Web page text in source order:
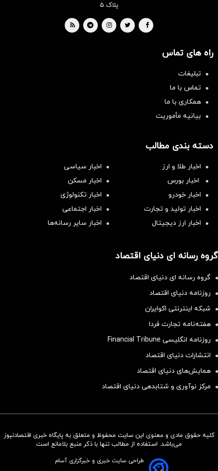
سرمایه‌گذاری همسنگ با شاخص
پلاک ۵
راه های تماس
تبلیغات
تماس با ما
همکاری با ما
بیانیه مأموریت
دسته بندی مطالب
اخبار طلا و ارز
اخبار سیاسی
اخبار بورس
اخبار مسکن
اخبار خودرو
اخبار تکنولوژی
اخبار تولید و تجارت
اخبار اجتماعی
اخبار ارز دیجیتال
اخبار سایر رسانه‌‌ها
گروه رسانه ای دنیای اقتصاد
گروه رسانه ای دنیای اقتصاد
روزنامه دنیای اقتصاد
شبکه اینترنتی اکوایران
هفته‌نامه تجارت فردا
روزنامه انگلیسی Financial Tribune
انتشارات دنیای اقتصاد
همایش‌های دنیای اقتصاد
مرکز نوآوری و شتابدهی دنیای اقتصاد
کلیه حقوق مادی و معنوی این سایت محفوظ و متعلق به پایگاه خبری اقتصادنیوز
می‌باشد. استفاده از مطالب تنها با ذکر منبع بلامانع است
طراحی سایت خبری و خبرگزاری آسام